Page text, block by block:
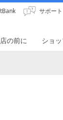
サポート
の前に ショ